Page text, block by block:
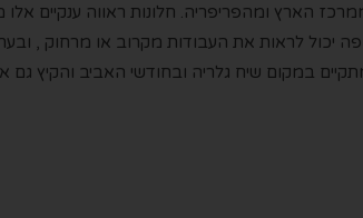
הארץ ומהפריפריה. חלונות ראווה ענקיים אלו
יכול לראות את העבודות מקרוב או מרחוק ,
במקום שיח גלריה ובחודשי האביב והקיץ גם